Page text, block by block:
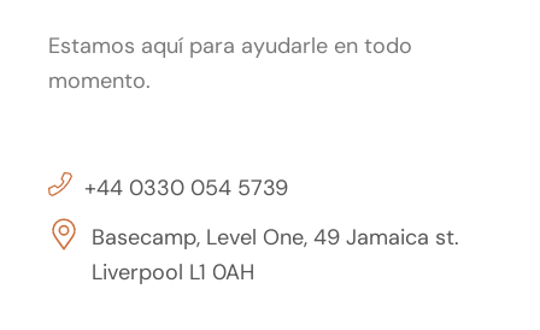
Estamos aquí para ayudarle en todo
momento.
+44 0330 054 5739
Basecamp, Level One, 49 Jamaica st.
Liverpool L1 0AH